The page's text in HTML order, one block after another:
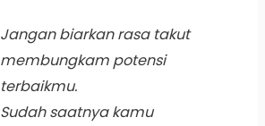
Jangan biarkan rasa takut
membungkam potensi
terbaikmu.
Sudah saatnya kamu